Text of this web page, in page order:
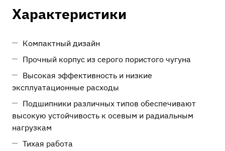
Характеристики
Компактный дизайн
Прочный корпус из серого пористого чугуна
Высокая эффективность и низкие
эксплуатационные расходы
Подшипники различных типов обеспечивают
высокую устойчивость к осевым и радиальным
нагрузкам
Тихая работа